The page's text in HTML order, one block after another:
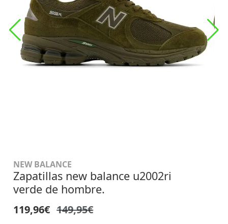
NEW BALANCE
Zapatillas new balance u2002ri
verde de hombre.
119,96€ 149,95€